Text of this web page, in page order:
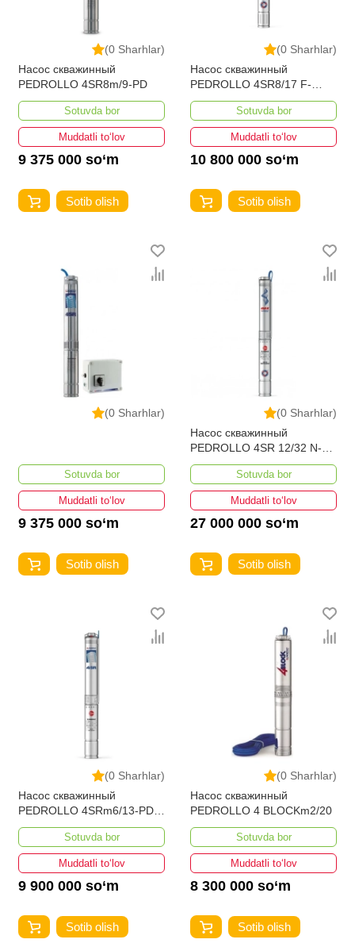
(0 Sharhlar)
Насос скважинный
PEDROLLO 4SR8m/9-PD
Sotuvda bor
Muddatli to‘lov
9 375 000 so‘m
Sotib olish
(0 Sharhlar)
Насос скважинный
PEDROLLO 4SR8/17 F-
PD+QET 400
Sotuvda bor
Muddatli to‘lov
10 800 000 so‘m
Sotib olish
(0 Sharhlar)
Sotuvda bor
Muddatli to‘lov
9 375 000 so‘m
Sotib olish
(0 Sharhlar)
Насос скважинный
PEDROLLO 4SR 12/32 N-PD
с шитом
Sotuvda bor
Muddatli to‘lov
27 000 000 so‘m
Sotib olish
(0 Sharhlar)
Насос скважинный
PEDROLLO 4SRm6/13-PD
пульт управление
Sotuvda bor
Muddatli to‘lov
9 900 000 so‘m
Sotib olish
(0 Sharhlar)
Насос скважинный
PEDROLLO 4 BLOCKm2/20
Sotuvda bor
Muddatli to‘lov
8 300 000 so‘m
Sotib olish